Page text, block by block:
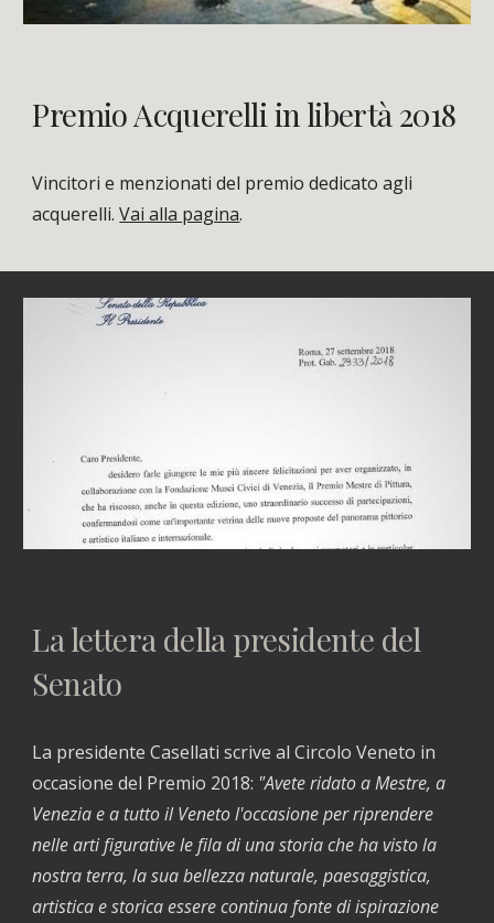
Premio Acquerelli in libertà 2018
Vincitori e menzionati del premio dedicato agli
acquerelli. Vai alla pagina.
La lettera della presidente del
Senato
La presidente Casellati scrive al Circolo Veneto in
occasione del Premio 2018: "Avete ridato a Mestre, a
Venezia e a tutto il Veneto l'occasione per riprendere
nelle arti figurative le fila di una storia che ha visto la
nostra terra, la sua bellezza naturale, paesaggistica,
artistica e storica essere continua fonte di ispirazione